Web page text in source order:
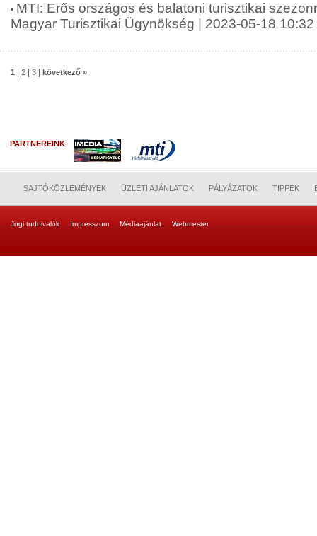
MTI: Erős országos és balatoni turisztikai
Magyar Turisztikai Ügynökség | 2023-05-18 10:32
1 2 3 következő »
PARTNEREINK
SAJTÓKÖZLEMÉNYEK ÜZLETI AJÁNLATOK PÁLYÁZATOK TIPPEK
Jogi tudnivalók Impresszum Médiaajánlat Webmester